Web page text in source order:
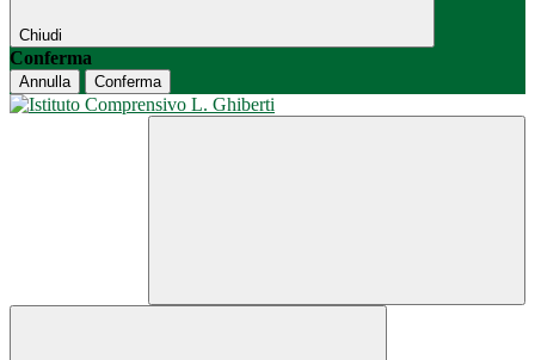
Chiudi
Conferma
Annulla Conferma